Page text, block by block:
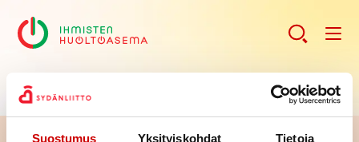
Suostumus Yksityiskohdat Tietoja
uoltoaseman ajankohtaiset kuulumiset >>